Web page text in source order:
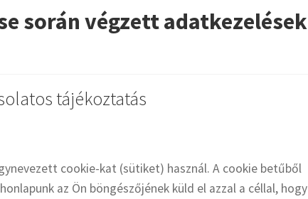
során végzett adatkezelések
tájékoztatás
cookie-kat (sütiket) használ. A cookie betűből
az Ön böngészőjének küld el azzal a céllal, hogy